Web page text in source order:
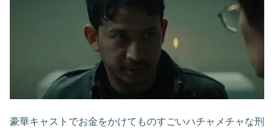
豪華キャストでお金をかけてものすごいハチャメチャな刑